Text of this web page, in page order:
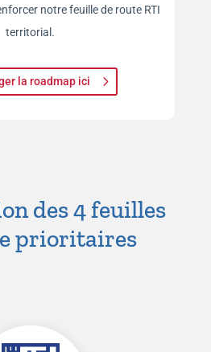
notre feuille de route RTI
territorial.
la roadmap ici
des 4 feuilles
prioritaires